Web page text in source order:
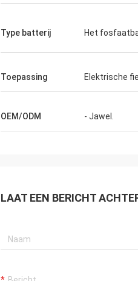
Type batterij Het
Toepassing Elektrische
OEM/ODM - Jawel.
LAAT EEN BERICHT